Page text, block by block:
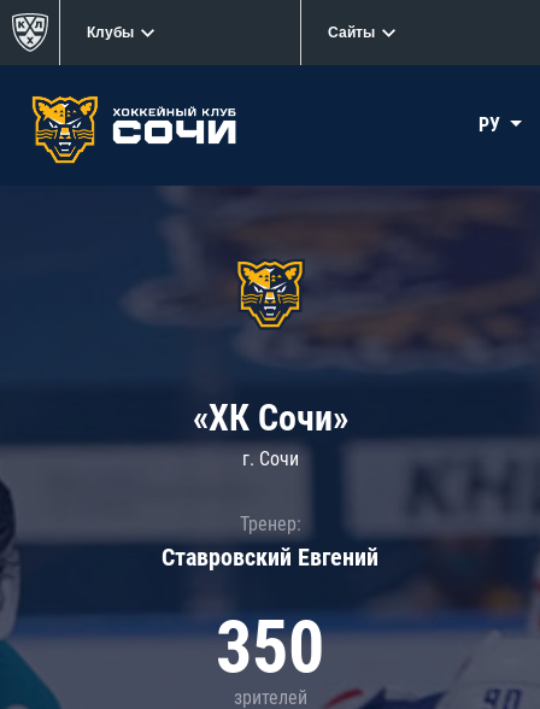
Клубы Сайты
РУ
«ХК Сочи»
г. Сочи
Тренер:
Ставровский Евгений
350
зрителей